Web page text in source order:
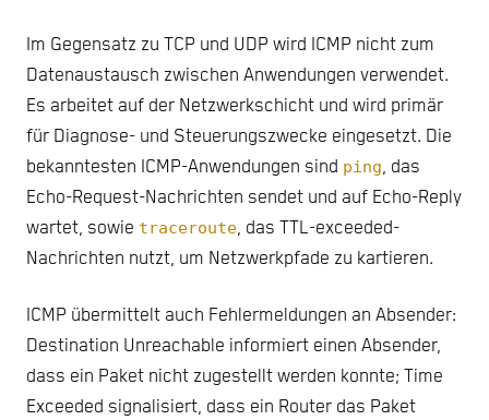
Im Gegensatz zu TCP und UDP wird ICMP nicht zum
Datenaustausch zwischen Anwendungen verwendet.
Es arbeitet auf der Netzwerkschicht und wird primär
für Diagnose- und Steuerungszwecke eingesetzt. Die
bekanntesten ICMP-Anwendungen sind ping, das
Echo-Request-Nachrichten sendet und auf Echo-Reply
wartet, sowie traceroute, das TTL-exceeded-
Nachrichten nutzt, um Netzwerkpfade zu kartieren.
ICMP übermittelt auch Fehlermeldungen an Absender:
Destination Unreachable informiert einen Absender,
dass ein Paket nicht zugestellt werden konnte; Time
Exceeded signalisiert, dass ein Router das Paket